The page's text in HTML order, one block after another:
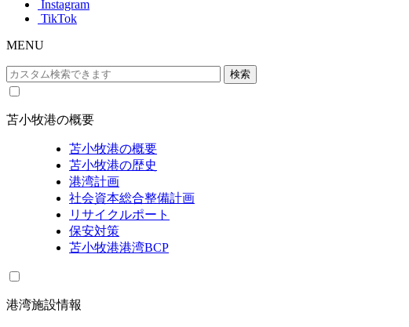
Instagram
TikTok
MENU
苫小牧港の概要
苫小牧港の概要
苫小牧港の歴史
港湾計画
社会資本総合整備計画
リサイクルポート
保安対策
苫小牧港港湾BCP
港湾施設情報